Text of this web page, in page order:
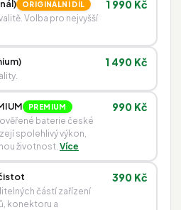
ORIGINÁLNÍ DÍL
Volba pro nejvyšší
1 990 Kč
1 490 Kč
PREMIUM
baterie české
spolehlivý výkon,
životnost. Více
990 Kč
částí zařízení
konektoru a
390 Kč